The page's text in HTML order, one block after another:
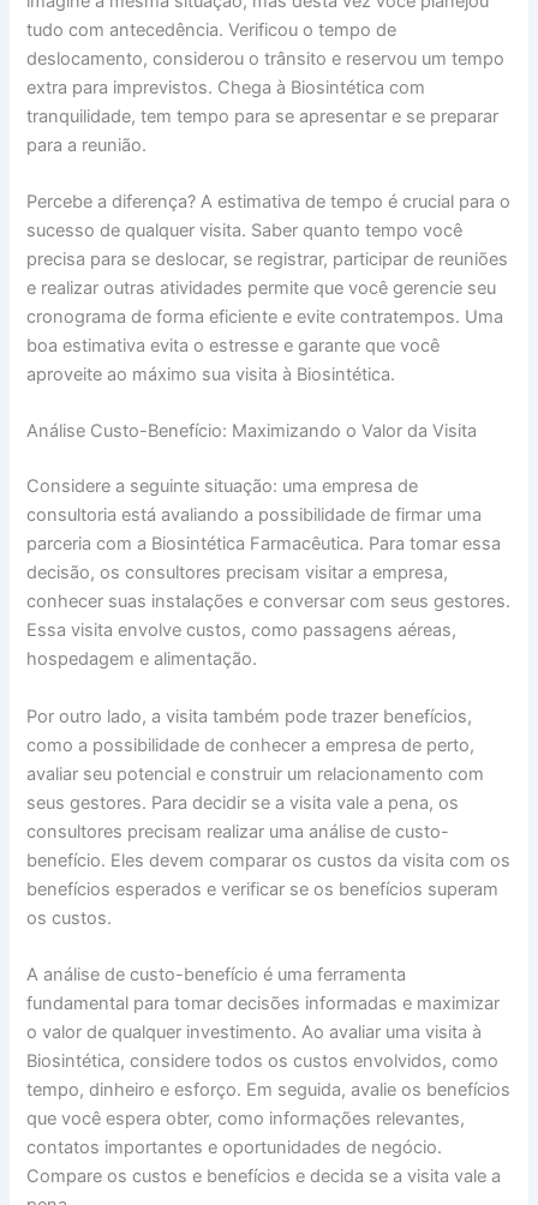
tudo com antecedência. Verificou o tempo de
deslocamento, considerou o trânsito e reservou um tempo
extra para imprevistos. Chega à Biosintética com
tranquilidade, tem tempo para se apresentar e se preparar
para a reunião.
Percebe a diferença? A estimativa de tempo é crucial para o
sucesso de qualquer visita. Saber quanto tempo você
precisa para se deslocar, se registrar, participar de reuniões
e realizar outras atividades permite que você gerencie seu
cronograma de forma eficiente e evite contratempos. Uma
boa estimativa evita o estresse e garante que você
aproveite ao máximo sua visita à Biosintética.
Análise Custo-Benefício: Maximizando o Valor da Visita
Considere a seguinte situação: uma empresa de
consultoria está avaliando a possibilidade de firmar uma
parceria com a Biosintética Farmacêutica. Para tomar essa
decisão, os consultores precisam visitar a empresa,
conhecer suas instalações e conversar com seus gestores.
Essa visita envolve custos, como passagens aéreas,
hospedagem e alimentação.
Por outro lado, a visita também pode trazer benefícios,
como a possibilidade de conhecer a empresa de perto,
avaliar seu potencial e construir um relacionamento com
seus gestores. Para decidir se a visita vale a pena, os
consultores precisam realizar uma análise de custo-
benefício. Eles devem comparar os custos da visita com os
benefícios esperados e verificar se os benefícios superam
os custos.
A análise de custo-benefício é uma ferramenta
fundamental para tomar decisões informadas e maximizar
o valor de qualquer investimento. Ao avaliar uma visita à
Biosintética, considere todos os custos envolvidos, como
tempo, dinheiro e esforço. Em seguida, avalie os benefícios
que você espera obter, como informações relevantes,
contatos importantes e oportunidades de negócio.
Compare os custos e benefícios e decida se a visita vale a